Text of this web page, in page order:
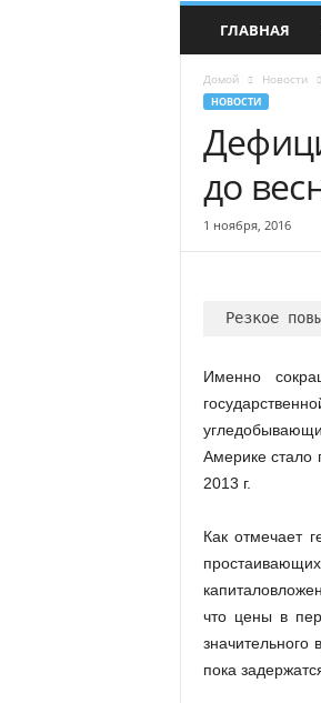
О
н
ГЛАВНАЯ
Домой Новости
НОВОСТИ
до
1 ноября, 2016
Именно
Америке стало
2013 г.
Как отмечает
что цены в
пока